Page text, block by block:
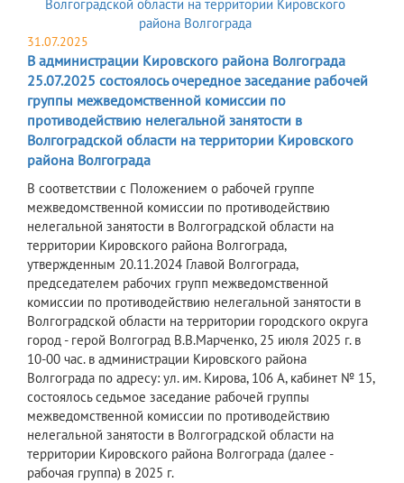
31.07.2025
В администрации Кировского района Волгограда
25.07.2025 состоялось очередное заседание рабочей
группы межведомственной комиссии по
противодействию нелегальной занятости в
Волгоградской области на территории Кировского
района Волгограда
В соответствии с Положением о рабочей группе
межведомственной комиссии по противодействию
нелегальной занятости в Волгоградской области на
территории Кировского района Волгограда,
утвержденным 20.11.2024 Главой Волгограда,
председателем рабочих групп межведомственной
комиссии по противодействию нелегальной занятости в
Волгоградской области на территории городского округа
город - герой Волгоград В.В.Марченко, 25 июля 2025 г. в
10-00 час. в администрации Кировского района
Волгограда по адресу: ул. им. Кирова, 106 А, кабинет № 15,
состоялось седьмое заседание рабочей группы
межведомственной комиссии по противодействию
нелегальной занятости в Волгоградской области на
территории Кировского района Волгограда (далее -
рабочая группа) в 2025 г.